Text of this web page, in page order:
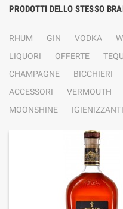
PRODOTTI DELLO STESSO
RHUM GIN VODKA
LIQUORI
OFFERTE
CHAMPAGNE
BICCHIERI
ACCESSORI
VERMOUTH
MOONSHINE
IGIENIZZANTI